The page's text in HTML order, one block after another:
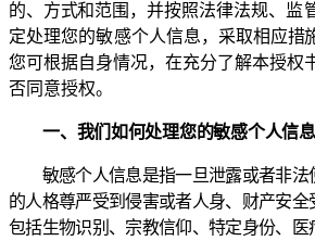
的、方式和范围，并按照法律法规、监
定处理您的敏感个人信息，采取相应措
您可根据自身情况，在充分了解本授权
否同意授权。
一、我们如何处理您的敏感个人信息
敏感个人信息是指一旦泄露或者非法
的人格尊严受到侵害或者人身、财产安全
包括生物识别、宗教信仰、特定身份、